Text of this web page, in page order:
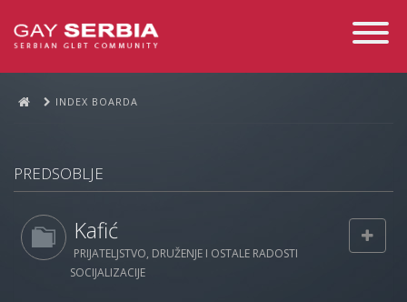
Toggle
INDEX BOARDA
PREDSOBLJE
Kafić
PRIJATELJSTVO, DRUŽENJE I OSTALE RADOSTI
SOCIJALIZACIJE